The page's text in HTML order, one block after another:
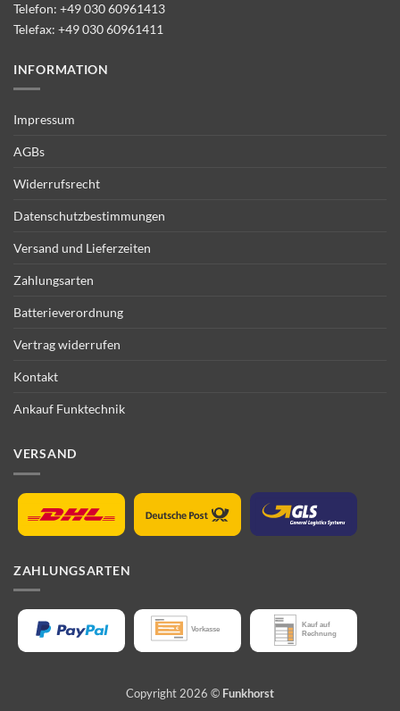
Telefon: +49 030 60961413
Telefax: +49 030 60961411
INFORMATION
Impressum
AGBs
Widerrufsrecht
Datenschutzbestimmungen
Versand und Lieferzeiten
Zahlungsarten
Batterieverordnung
Vertrag widerrufen
Kontakt
Ankauf Funktechnik
VERSAND
ZAHLUNGSARTEN
Copyright 2026 © Funkhorst